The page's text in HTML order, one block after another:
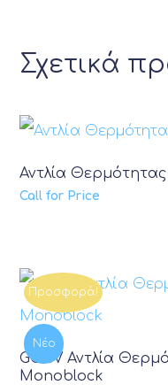
Σχετικά
Αντλία
Call for Price
Προσφορά!
Νέο
GCHV Αντλία
Monoblock